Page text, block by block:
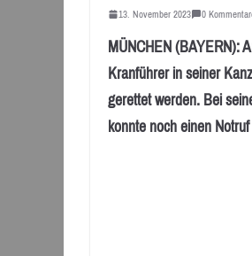
13. November 2023 0
MÜNCHEN (BAYERN):
Kranführer in seiner
gerettet werden. Bei
konnte noch einen